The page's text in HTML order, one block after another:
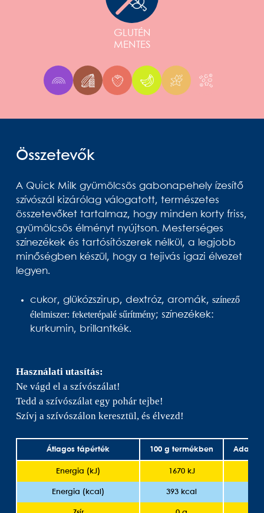
GLUTÉN
MENTES
Összetevők
A Quick Milk gyümölcsös gabonapehely ízesítő
szívószál kizárólag válogatott, természetes
összetevőket tartalmaz, hogy minden korty friss,
gyümölcsös élményt nyújtson. Mesterséges
színezékek és tartósítószerek nélkül, a legjobb
minőségben készül, hogy a tejivás igazi élvezet
legyen.
cukor, glükózszirup, dextróz, aromák, színező
élelmiszer: feketerépalé sűrítmény; színezékek:
kurkumin, brillantkék.
Használati utasítás:
Ne vágd el a szívószálat!
Tedd a szívószálat egy pohár tejbe!
Szívj a szívószálon keresztül, és élvezd!
Átlagos tápérték 100 g termékben
Energia (kJ) 1670 kJ
Energia (kcal) 393 kcal